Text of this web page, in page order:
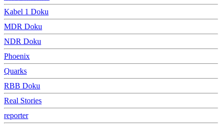
Kabel 1 Doku
MDR Doku
NDR Doku
Phoenix
Quarks
RBB Doku
Real Stories
reporter